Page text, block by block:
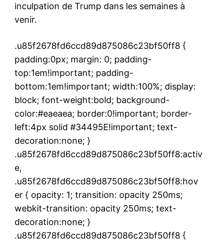
inculpation de Trump dans les semaines à
venir.
.u85f2678fd6ccd89d875086c23bf50ff8 {
padding:0px; margin: 0; padding-
top:1em!important; padding-
bottom:1em!important; width:100%; display:
block; font-weight:bold; background-
color:#eaeaea; border:0!important; border-
left:4px solid #34495E!important; text-
decoration:none; }
.u85f2678fd6ccd89d875086c23bf50ff8:activ
e,
.u85f2678fd6ccd89d875086c23bf50ff8:hov
er { opacity: 1; transition: opacity 250ms;
webkit-transition: opacity 250ms; text-
decoration:none; }
.u85f2678fd6ccd89d875086c23bf50ff8 {